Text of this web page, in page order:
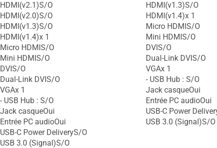
HDMI(v2.1)S/O
HDMI(v2.0)S/O
HDMI(v1.3)S/O
HDMI(v1.4)x 1
Micro HDMIS/O
Mini HDMIS/O
DVIS/O
Dual-Link DVIS/O
VGAx 1
- USB Hub : S/O
Jack casqueOui
Entrée PC audioOui
USB-C Power DeliveryS/O
USB 3.0 (Signal)S/O
HDMI(v1.3)S/O
HDMI(v1.4)x 1
Micro HDMIS/O
Mini HDMIS/O
DVIS/O
Dual-Link DVIS/O
VGAx 1
- USB Hub : S/O
Jack casqueOui
Entrée PC audioOui
USB-C Power
USB 3.0 (Signal)S/O